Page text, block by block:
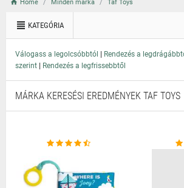
Home Minden márka Taf Toys
KATEGÓRIA
Válogass a legolcsóbbtól | Rendezés a
szerint | Rendezés a legfrissebbtől
MÁRKA KERESÉSI EREDMÉNYEK TAF TOYS